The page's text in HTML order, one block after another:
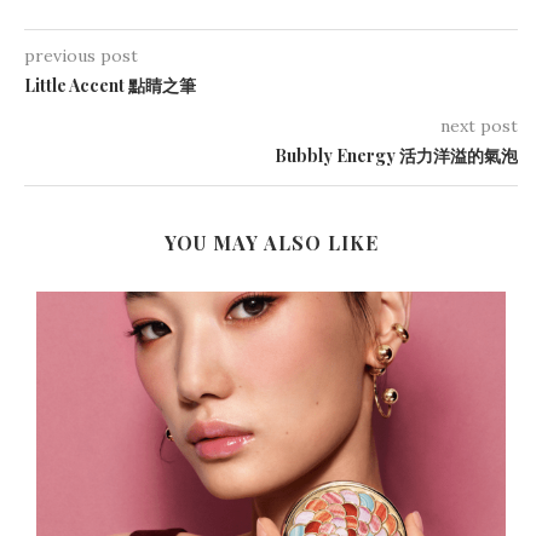
previous post
Little Accent 點睛之筆
next post
Bubbly Energy 活力洋溢的氣泡
YOU MAY ALSO LIKE